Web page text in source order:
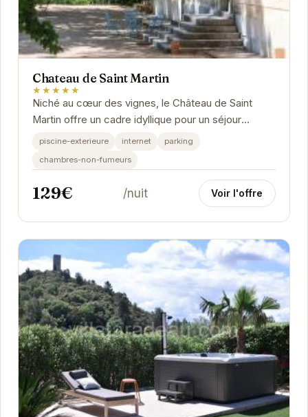
Chateau de Saint Martin
★★★★★
Niché au cœur des vignes, le Château de Saint
Martin offre un cadre idyllique pour un séjour
relaxant. Ses chambres élégantes et
piscine-exterieure internet
parking
chambres-non-fumeurs
129€ /nuit Voir l'offre